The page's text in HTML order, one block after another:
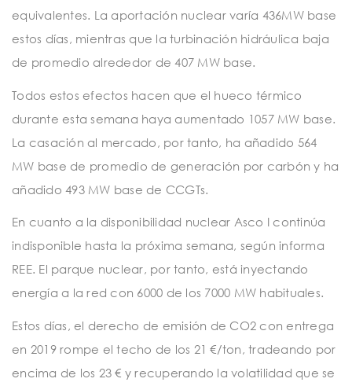
equivalentes. La aportación nuclear varía 436MW base
estos días, mientras que la turbinación hidráulica baja
de promedio alrededor de 407 MW base.
Todos estos efectos hacen que el hueco térmico
durante esta semana haya aumentado 1057 MW base.
La casación al mercado, por tanto, ha añadido 564
MW base de promedio de generación por carbón y ha
añadido 493 MW base de CCGTs.
En cuanto a la disponibilidad nuclear Asco I continúa
indisponible hasta la próxima semana, según informa
REE. El parque nuclear, por tanto, está inyectando
energía a la red con 6000 de los 7000 MW habituales.
Estos días, el derecho de emisión de CO2 con entrega
en 2019 rompe el techo de los 21 €/ton, tradeando por
encima de los 23 € y recuperando la volatilidad que se